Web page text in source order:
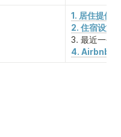
1. 居住提供
2. 住宿设施
3. 最近一个
4. Airbnb